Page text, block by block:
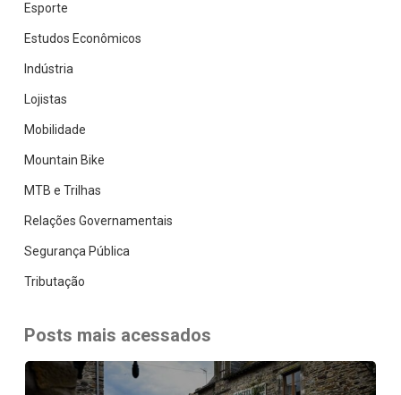
Esporte
Estudos Econômicos
Indústria
Lojistas
Mobilidade
Mountain Bike
MTB e Trilhas
Relações Governamentais
Segurança Pública
Tributação
Posts mais acessados